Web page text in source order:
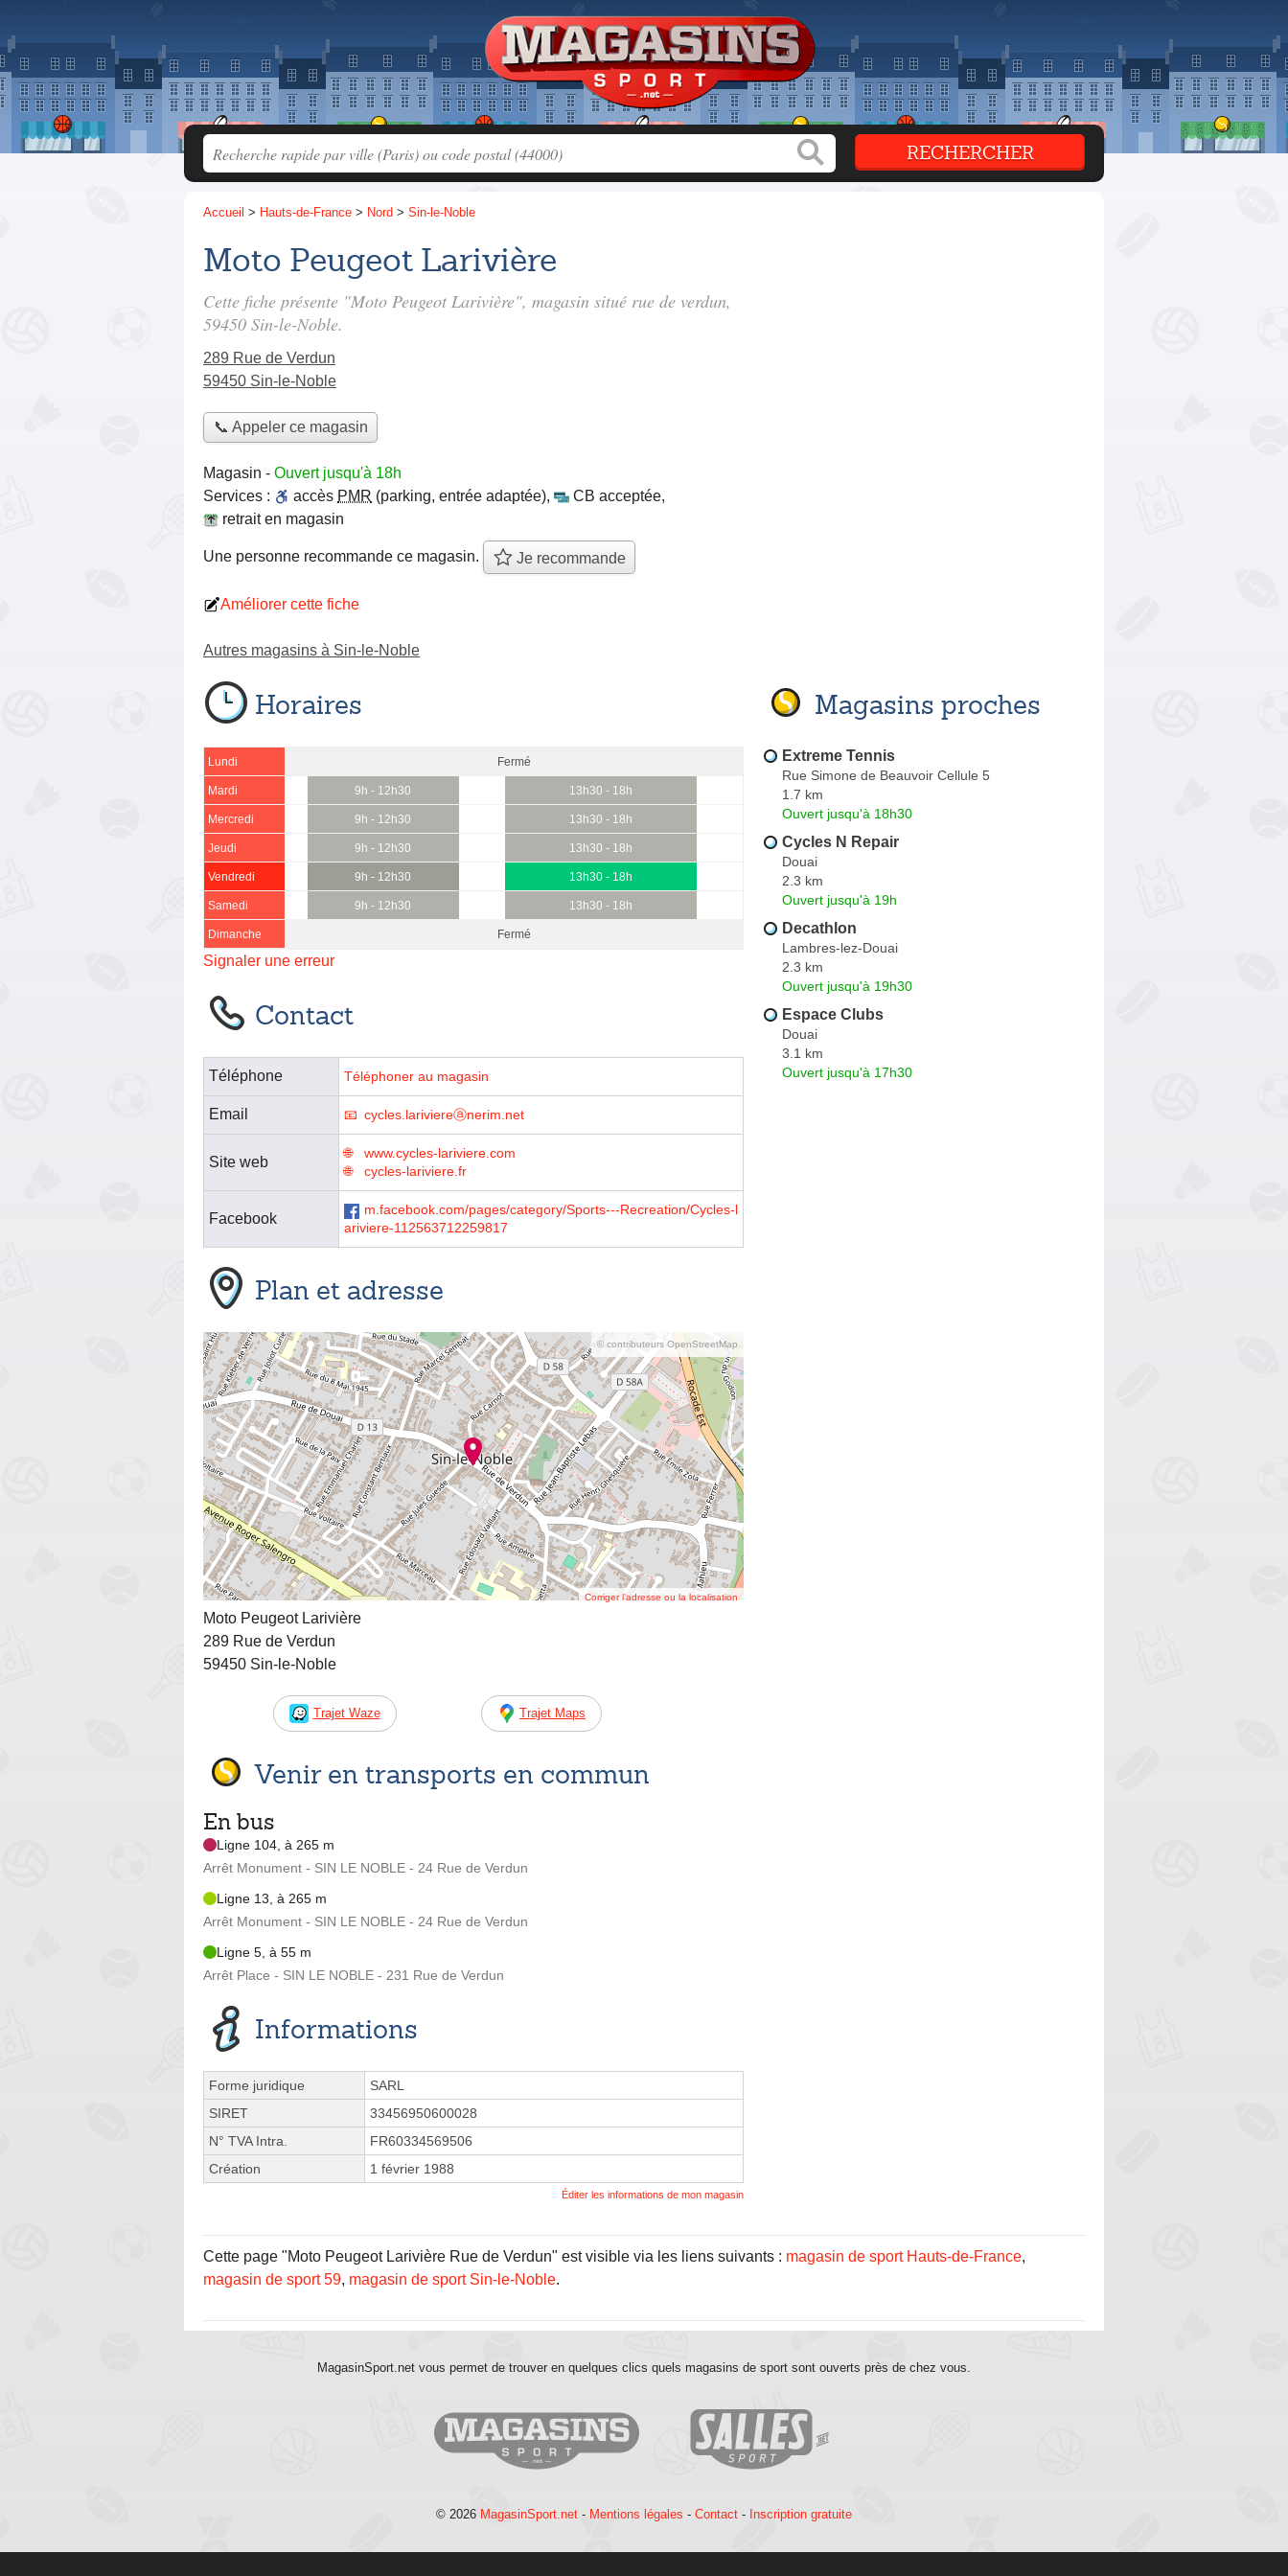
Accueil > Hauts-de-France > Nord > Sin-le-Noble
Moto Peugeot Larivière
Cette fiche présente "Moto Peugeot Larivière", magasin situé rue de verdun,
59450 Sin-le-Noble.
289 Rue de Verdun
59450 Sin-le-Noble
📞 Appeler ce magasin
Magasin - Ouvert jusqu'à 18h
Services :
accès PMR (parking, entrée adaptée), CB acceptée,
retrait en magasin
Une personne recommande ce magasin. Je recommande
Améliorer cette fiche
Autres magasins à Sin-le-Noble
Horaires
Lundi Fermé
Mardi 9h - 12h30 13h30 - 18h
Mercredi 9h - 12h30 13h30 - 18h
Jeudi 9h - 12h30 13h30 - 18h
Vendredi 9h - 12h30 13h30 - 18h
Samedi 9h - 12h30 13h30 - 18h
Dimanche Fermé
Signaler une erreur
Contact
Téléphone Téléphoner au magasin
Email cycles.lariviereⓐnerim.net
Site web
www.cycles-lariviere.com
cycles-lariviere.fr
Facebook
m.facebook.com/pages/category/Sports---Recreation/Cycles-l
ariviere-112563712259817
Plan et adresse
© contributeurs OpenStreetMap
Corriger l’adresse ou la localisation
Moto Peugeot Larivière
289 Rue de Verdun
59450 Sin-le-Noble
Trajet Waze Trajet Maps
Venir en transports en commun
En bus
Ligne 104, à 265 m
Arrêt Monument - SIN LE NOBLE - 24 Rue de Verdun
Ligne 13, à 265 m
Arrêt Monument - SIN LE NOBLE - 24 Rue de Verdun
Ligne 5, à 55 m
Arrêt Place - SIN LE NOBLE - 231 Rue de Verdun
Informations
Forme juridique
SARL
SIRET
33456950600028
N° TVA Intra.
FR60334569506
Création
1 février 1988
Éditer les informations de mon magasin
Magasins proches
Extreme Tennis
Rue Simone de Beauvoir Cellule 5
1.7 km
Ouvert jusqu'à 18h30
Cycles N Repair
Douai
2.3 km
Ouvert jusqu'à 19h
Decathlon
Lambres-lez-Douai
2.3 km
Ouvert jusqu'à 19h30
Espace Clubs
Douai
3.1 km
Ouvert jusqu'à 17h30
Cette page "Moto Peugeot Larivière Rue de Verdun" est visible via les liens suivants : magasin de sport Hauts-de-France,
magasin de sport 59, magasin de sport Sin-le-Noble.
MagasinSport.net vous permet de trouver en quelques clics quels magasins de sport sont ouverts près de chez vous.
© 2026 MagasinSport.net - Mentions légales - Contact - Inscription gratuite